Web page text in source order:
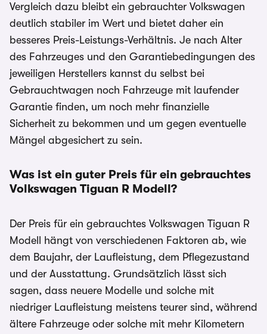
Vergleich dazu bleibt ein gebrauchter Volkswagen
deutlich stabiler im Wert und bietet daher ein
besseres Preis-Leistungs-Verhältnis. Je nach Alter
des Fahrzeuges und den Garantiebedingungen des
jeweiligen Herstellers kannst du selbst bei
Gebrauchtwagen noch Fahrzeuge mit laufender
Garantie finden, um noch mehr finanzielle
Sicherheit zu bekommen und um gegen eventuelle
Mängel abgesichert zu sein.
Was ist ein guter Preis für ein gebrauchtes
Volkswagen Tiguan R Modell?
Der Preis für ein gebrauchtes Volkswagen Tiguan R
Modell hängt von verschiedenen Faktoren ab, wie
dem Baujahr, der Laufleistung, dem Pflegezustand
und der Ausstattung. Grundsätzlich lässt sich
sagen, dass neuere Modelle und solche mit
niedriger Laufleistung meistens teurer sind, während
ältere Fahrzeuge oder solche mit mehr Kilometern